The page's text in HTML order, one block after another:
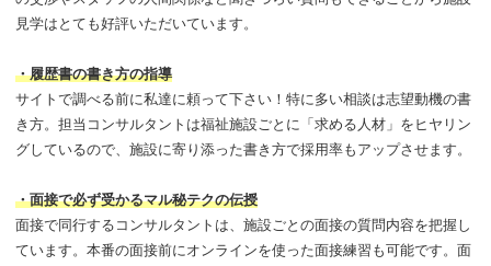
見学はとても好評いただいています。
・履歴書の書き方の指導
サイトで調べる前に私達に頼って下さい！特に多い相談は志望動機の書
き方。担当コンサルタントは福祉施設ごとに「求める人材」をヒヤリン
グしているので、施設に寄り添った書き方で採用率もアップさせます。
・面接で必ず受かるマル秘テクの伝授
面接で同行するコンサルタントは、施設ごとの面接の質問内容を把握し
ています。本番の面接前にオンラインを使った面接練習も可能です。面